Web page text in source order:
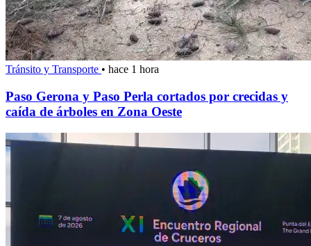
Tránsito y Transporte • hace 1 hora
Paso Gerona y Paso Perla cortados por crecidas y
caída de árboles en Zona Oeste